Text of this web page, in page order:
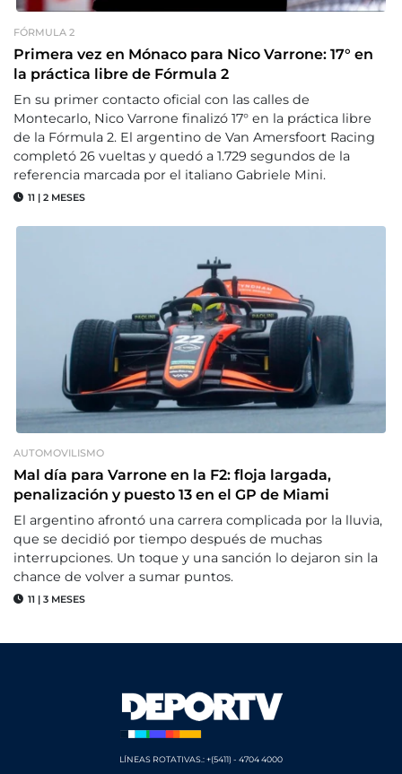
FÓRMULA 2
Primera vez en Mónaco para Nico Varrone: 17° en
la práctica libre de Fórmula 2
En su primer contacto oficial con las calles de
Montecarlo, Nico Varrone finalizó 17° en la práctica libre
de la Fórmula 2. El argentino de Van Amersfoort Racing
completó 26 vueltas y quedó a 1.729 segundos de la
referencia marcada por el italiano Gabriele Mini.
11 | 2 MESES
AUTOMOVILISMO
Mal día para Varrone en la F2: floja largada,
penalización y puesto 13 en el GP de Miami
El argentino afrontó una carrera complicada por la lluvia,
que se decidió por tiempo después de muchas
interrupciones. Un toque y una sanción lo dejaron sin la
chance de volver a sumar puntos.
11 | 3 MESES
LÍNEAS ROTATIVAS.: +(5411) - 4704 4000